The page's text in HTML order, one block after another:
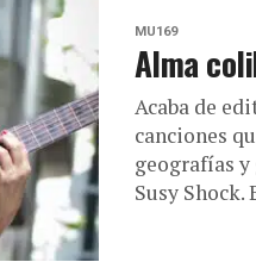
MU169
Alma
Acaba de
canciones
geografías
Susy